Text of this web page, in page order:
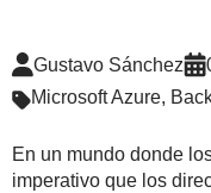
Gustavo Sánchez
Microsoft Azure,
En un mundo donde
imperativo que los